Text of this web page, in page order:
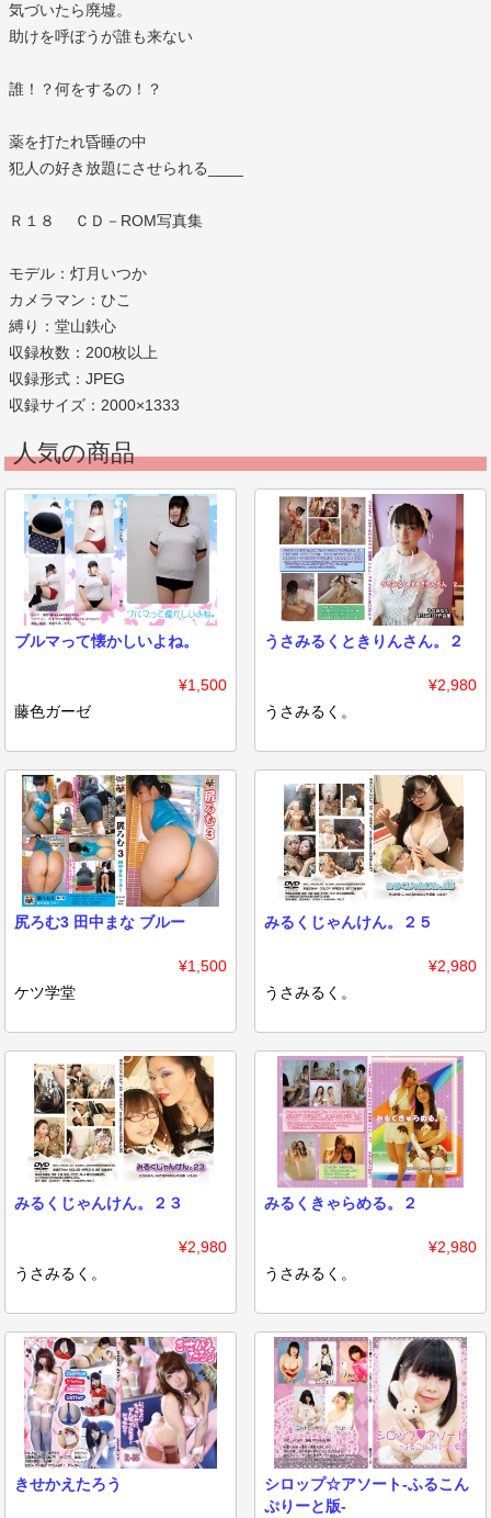
気づいたら廃墟。
助けを呼ぼうが誰も来ない
誰！？何をするの！？
薬を打たれ昏睡の中
犯人の好き放題にさせられる____
Ｒ１８ ＣＤ－ROM写真集
モデル：灯月いつか
カメラマン：ひこ
縛り：堂山鉄心
収録枚数：200枚以上
収録形式：JPEG
収録サイズ：2000×1333
人気の商品
ブルマって懐かしいよね。
¥1,500
藤色ガーゼ
うさみるくときりんさん。２
¥2,980
うさみるく。
尻ろむ3 田中まな ブルー
¥1,500
ケツ学堂
みるくじゃんけん。２５
¥2,980
うさみるく。
みるくじゃんけん。２３
¥2,980
うさみるく。
みるくきゃらめる。２
¥2,980
うさみるく。
きせかえたろう
シロップ☆アソート-ふるこん
ぷりーと版-